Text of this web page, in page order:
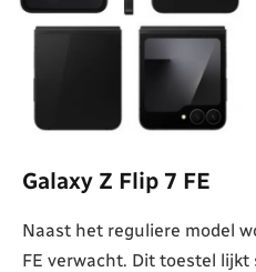
Galaxy Z Flip 7 FE
Naast het reguliere model
FE verwacht. Dit toestel lijkt